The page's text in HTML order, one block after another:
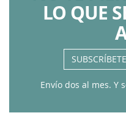
LO QUE
Envío dos al mes. Y